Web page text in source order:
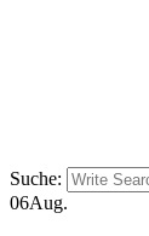
Suche:
06Aug.